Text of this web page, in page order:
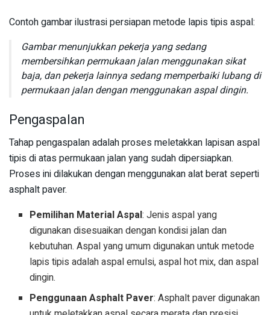
Contoh gambar ilustrasi persiapan metode lapis tipis aspal:
Gambar menunjukkan pekerja yang sedang
membersihkan permukaan jalan menggunakan sikat
baja, dan pekerja lainnya sedang memperbaiki lubang di
permukaan jalan dengan menggunakan aspal dingin.
Pengaspalan
Tahap pengaspalan adalah proses meletakkan lapisan aspal
tipis di atas permukaan jalan yang sudah dipersiapkan.
Proses ini dilakukan dengan menggunakan alat berat seperti
asphalt paver.
Pemilihan Material Aspal: Jenis aspal yang
digunakan disesuaikan dengan kondisi jalan dan
kebutuhan. Aspal yang umum digunakan untuk metode
lapis tipis adalah aspal emulsi, aspal hot mix, dan aspal
dingin.
Penggunaan Asphalt Paver: Asphalt paver digunakan